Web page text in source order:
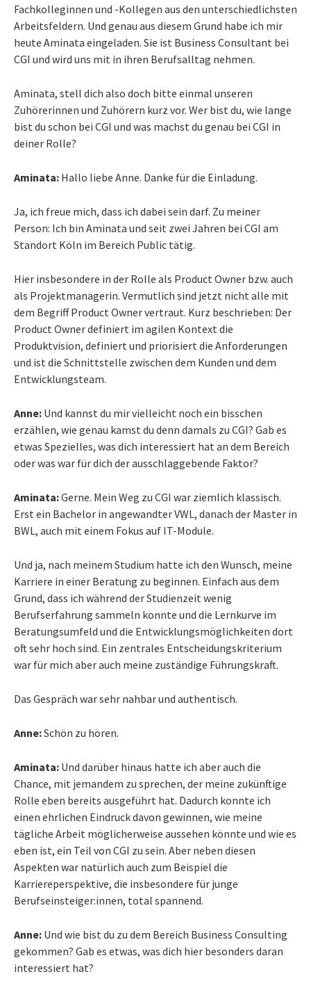
Fachkolleginnen und -Kollegen aus den unterschiedlichsten
Arbeitsfeldern. Und genau aus diesem Grund habe ich mir
heute Aminata eingeladen. Sie ist Business Consultant bei
CGI und wird uns mit in ihren Berufsalltag nehmen.
Aminata, stell dich also doch bitte einmal unseren
Zuhörerinnen und Zuhörern kurz vor. Wer bist du, wie lange
bist du schon bei CGI und was machst du genau bei CGI in
deiner Rolle?
Aminata: Hallo liebe Anne. Danke für die Einladung.
Ja, ich freue mich, dass ich dabei sein darf. Zu meiner
Person: Ich bin Aminata und seit zwei Jahren bei CGI am
Standort Köln im Bereich Public tätig.
Hier insbesondere in der Rolle als Product Owner bzw. auch
als Projektmanagerin. Vermutlich sind jetzt nicht alle mit
dem Begriff Product Owner vertraut. Kurz beschrieben: Der
Product Owner definiert im agilen Kontext die
Produktvision, definiert und priorisiert die Anforderungen
und ist die Schnittstelle zwischen dem Kunden und dem
Entwicklungsteam.
Anne: Und kannst du mir vielleicht noch ein bisschen
erzählen, wie genau kamst du denn damals zu CGI? Gab es
etwas Spezielles, was dich interessiert hat an dem Bereich
oder was war für dich der ausschlaggebende Faktor?
Aminata:Gerne. Mein Weg zu CGI war ziemlich klassisch.
Erst ein Bachelor in angewandter VWL, danach der Master in
BWL, auch mit einem Fokus auf IT-Module.
Und ja, nach meinem Studium hatte ich den Wunsch, meine
Karriere in einer Beratung zu beginnen. Einfach aus dem
Grund, dass ich während der Studienzeit wenig
Berufserfahrung sammeln konnte und die Lernkurve im
Beratungsumfeld und die Entwicklungsmöglichkeiten dort
oft sehr hoch sind. Ein zentrales Entscheidungskriterium
war für mich aber auch meine zuständige Führungskraft.
Das Gespräch war sehr nahbar und authentisch.
Anne:Schön zu hören.
Aminata: Und darüber hinaus hatte ich aber auch die
Chance, mit jemandem zu sprechen, der meine zukünftige
Rolle eben bereits ausgeführt hat. Dadurch konnte ich
einen ehrlichen Eindruck davon gewinnen, wie meine
tägliche Arbeit möglicherweise aussehen könnte und wie es
eben ist, ein Teil von CGI zu sein. Aber neben diesen
Aspekten war natürlich auch zum Beispiel die
Karriereperspektive, die insbesondere für junge
Berufseinsteiger:innen, total spannend.
Anne: Und wie bist du zu dem Bereich Business Consulting
gekommen? Gab es etwas, was dich hier besonders daran
interessiert hat?